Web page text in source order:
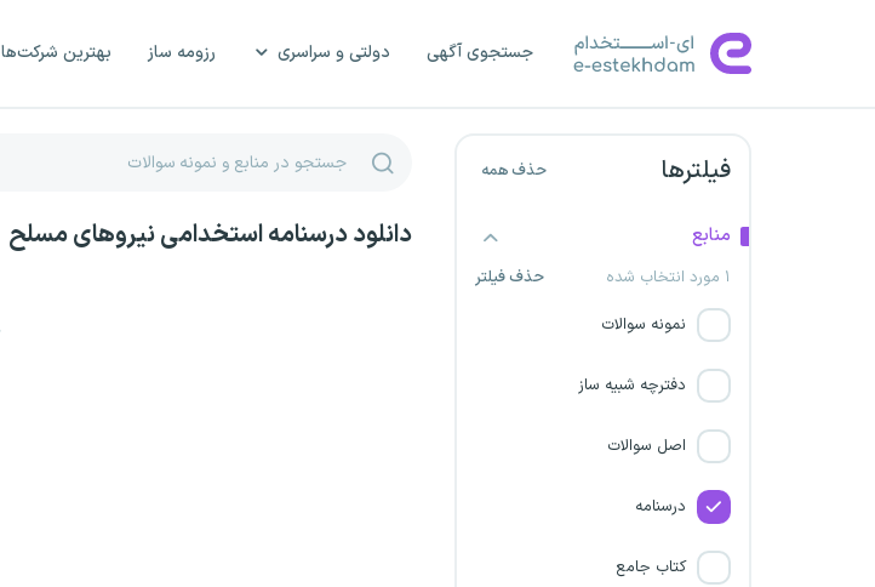
جستجوی آگهی دولتی و سراسری رزومه ساز بهترین شرکت‌ها
فیلترها حذف همه
منابع
۱ مورد انتخاب شده
حذف فیلتر
نمونه سوالات
دفترچه شبیه ساز
اصل سوالات
درسنامه
کتاب جامع
دانلود درسنامه استخدامی نیروهای مسلح